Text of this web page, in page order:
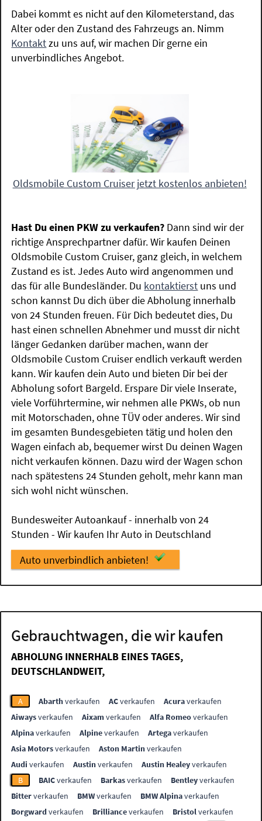
Dabei kommt es nicht auf den Kilometerstand, das
Alter oder den Zustand des Fahrzeugs an. Nimm
Kontaktzu uns auf, wir machen Dir gerne ein
unverbindliches Angebot.
Oldsmobile Custom Cruiser jetzt kostenlos anbieten!
Hast Du einen PKW zu verkaufen? Dann sind wir der
richtige Ansprechpartner dafür. Wir kaufen Deinen
Oldsmobile Custom Cruiser, ganz gleich, in welchem
Zustand es ist. Jedes Auto wird angenommen und
das für alle Bundesländer. Du kontaktierst uns und
schon kannst Du dich über die Abholung innerhalb
von 24 Stunden freuen. Für Dich bedeutet dies, Du
hast einen schnellen Abnehmer und musst dir nicht
länger Gedanken darüber machen, wann der
Oldsmobile Custom Cruiser endlich verkauft werden
kann. Wir kaufen dein Auto und bieten Dir bei der
Abholung sofort Bargeld. Erspare Dir viele Inserate,
viele Vorführtermine, wir nehmen alle PKWs, ob nun
mit Motorschaden, ohne TÜV oder anderes. Wir sind
im gesamten Bundesgebieten tätig und holen den
Wagen einfach ab, bequemer wirst Du deinen Wagen
nicht verkaufen können. Dazu wird der Wagen schon
nach spätestens 24 Stunden geholt, mehr kann man
sich wohl nicht wünschen.
Bundesweiter Autoankauf - innerhalb von 24
Stunden - Wir kaufen Ihr Auto in Deutschland
Auto unverbindlich anbieten!
Gebrauchtwagen, die wir kaufen
ABHOLUNG INNERHALB EINES TAGES,
DEUTSCHLANDWEIT,
A Abarthverkaufen ACverkaufen Acuraverkaufen
Aiwaysverkaufen Aixamverkaufen Alfa Romeoverkaufen
Alpinaverkaufen Alpineverkaufen Artegaverkaufen
Asia Motorsverkaufen Aston Martinverkaufen
Audi verkaufen Austinverkaufen Austin Healeyverkaufen
B
BAICverkaufen Barkasverkaufen Bentleyverkaufen
Bitterverkaufen BMWverkaufen BMW Alpinaverkaufen
Borgwardverkaufen Brillianceverkaufen Bristolverkaufen